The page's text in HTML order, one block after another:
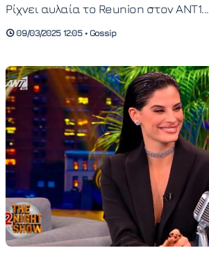
Ρίχνει αυλαία το Reunion στον ΑΝΤ1...
09/03/2025 12:05 • Gossip